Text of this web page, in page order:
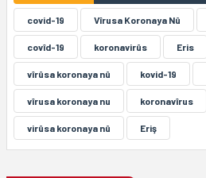
covid-19 Vîrusa Koronaya Nû
covîd-19 koronavirûs Eris
vîrûsa koronaya nû kovid-19
vîrusa koronaya nu koronavîrus
virûsa koronaya nû Eriş